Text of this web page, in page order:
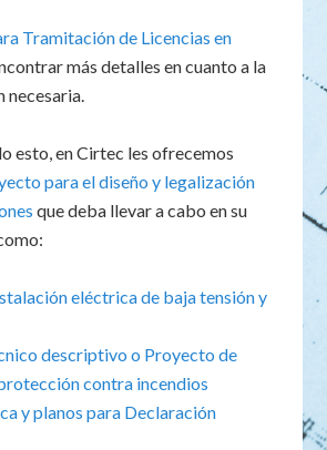
Tramitación de Licencias en
más detalles en cuanto a la
necesaria.
esto, en Cirtec les ofrecemos
para el diseño y legalización
que deba llevar a cabo en su
eléctrica de baja tensión y
descriptivo o Proyecto de
contra incendios
y planos para Declaración